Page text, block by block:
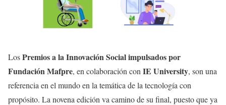
LosPremios a la Innovación Social impulsados por
Fundación Mafpre, en colaboración con IE University, son una
referencia en el mundo en la temática de la tecnología con
propósito. La novena edición va camino de su final, puesto que ya